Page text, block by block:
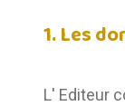
1. Les
L' Editeur